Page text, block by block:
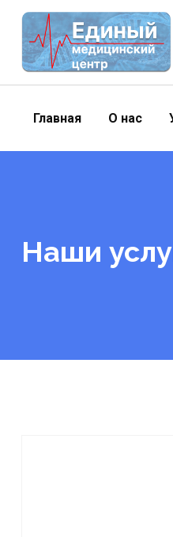
content
Главная О нас
Наши